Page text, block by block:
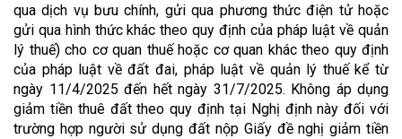
qua dịch vụ bưu chính, gửi qua phương thức điện tử hoặc
gửi qua hình thức khác theo quy định của pháp luật về quản
lý thuế) cho cơ quan thuế hoặc cơ quan khác theo quy định
của pháp luật về đất đai, pháp luật về quản lý thuế kể từ
ngày 11/4/2025 đến hết ngày 31/7/2025. Không áp dụng
giảm tiền thuê đất theo quy định tại Nghị định này đối với
trường hợp người sử dụng đất nộp Giấy đề nghị giảm tiền